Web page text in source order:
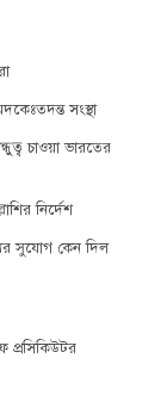
সংস্থা
চাওয়া ভারতের
নির্দেশ
সুযোগ কেন দিল
প্রসিকিউটর